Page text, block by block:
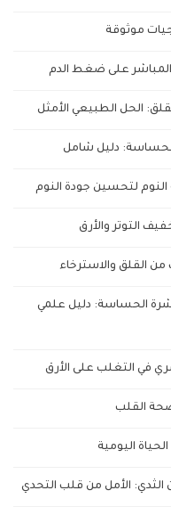
موثوقة
المباشر على ضغط الدم
الحل الطبيعي الأمثل
الحساسة: دليل شامل
لتحسين جودة النوم
التوتر والأرق
القلق والاسترخاء
الحساسة: دليل علمي
في التغلب على الأرق
القلب
اليومية
الأمل من قلب التحدي